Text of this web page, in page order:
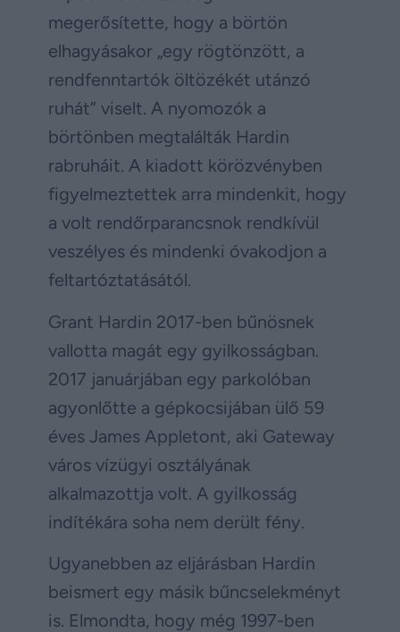
megerősítette, hogy a börtön
elhagyásakor „egy rögtönzött, a
rendfenntartók öltözékét utánzó
ruhát” viselt. A nyomozók a
börtönben megtalálták Hardin
rabruháit. A kiadott körözvényben
figyelmeztettek arra mindenkit, hogy
a volt rendőrparancsnok rendkívül
veszélyes és mindenki óvakodjon a
feltartóztatásától.
Grant Hardin 2017-ben bűnösnek
vallotta magát egy gyilkosságban.
2017 januárjában egy parkolóban
agyonlőtte a gépkocsijában ülő 59
éves James Appletont, aki Gateway
város vízügyi osztályának
alkalmazottja volt. A gyilkosság
indítékára soha nem derült fény.
Ugyanebben az eljárásban Hardin
beismert egy másik bűncselekményt
is. Elmondta, hogy még 1997-ben